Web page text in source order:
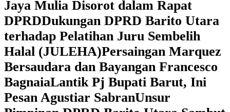
Jaya Mulia Disorot dalam Rapat
DPRDDukungan DPRD Barito Utara
terhadap Pelatihan Juru Sembelih
Halal (JULEHA)Persaingan Marquez
Bersaudara dan Bayangan Francesco
BagnaiaLantik Pj Bupati Barut, Ini
Pesan Agustiar SabranUnsur